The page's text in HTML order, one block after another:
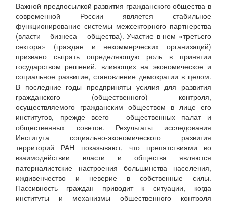
Важной предпосылкой развития гражданского общества в
современной России является стабильное
функционирование системы межсекторного партнерства
(власти – бизнеса – общества). Участие в нем «третьего
сектора» (граждан и некоммерческих организаций)
призвано сыграть определяющую роль в принятии
государством решений, влияющих на экономическое и
социальное развитие, становление демократии в целом.
В последние годы предприняты усилия для развития
гражданского (общественного) контроля,
осуществляемого гражданским обществом в лице его
институтов, прежде всего – общественных палат и
общественных советов. Результаты исследования
Института социально-экономического развития
территорий РАН показывают, что препятствиями во
взаимодействии власти и общества являются
патерналистские настроения большинства населения,
иждивенчество и неверие в собственные силы.
Пассивность граждан приводит к ситуации, когда
институты и механизмы общественного контроля